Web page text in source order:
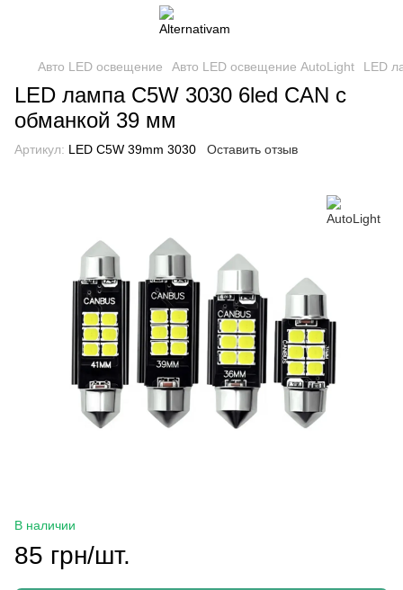
Авто LED освещение Авто LED освещение AutoLight LED
LED лампа C5W 3030 6led CAN с
обманкой 39 мм
Артикул: LED C5W 39mm 3030 Оставить отзыв
В наличии
85 грн/шт.